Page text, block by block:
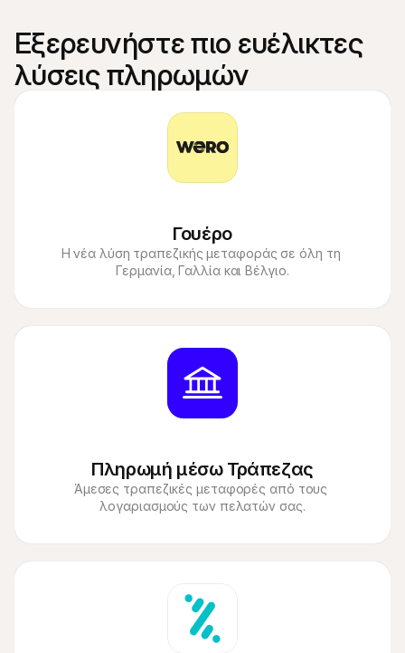
Εξερευνήστε πιο ευέλικτες
λύσεις πληρωμών
Γουέρο
Η νέα λύση τραπεζικής μεταφοράς σε όλη τη
Γερμανία, Γαλλία και Βέλγιο.
Πληρωμή μέσω Τράπεζας
Άμεσες τραπεζικές μεταφορές από τους